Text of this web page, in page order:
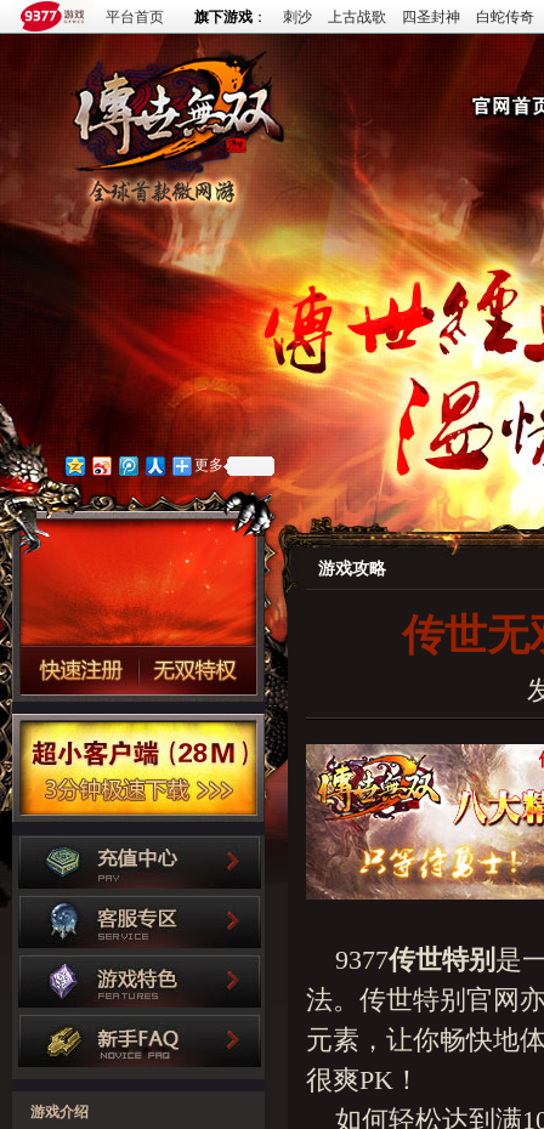
平台首页 旗下游戏 ： 刺沙 上古战歌 四圣封神 白蛇传奇
更多
游戏介绍
游戏攻略
传世无
9377传世特别 是
法。传世特别官网
元素，让你畅快地
很爽PK！
如何轻松达到满